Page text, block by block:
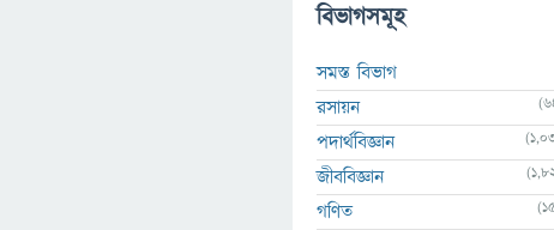
বিভাগসমূহ
সমস্ত বিভাগ
রসায়ন
পদার্থবিজ্ঞান
জীববিজ্ঞান
গণিত